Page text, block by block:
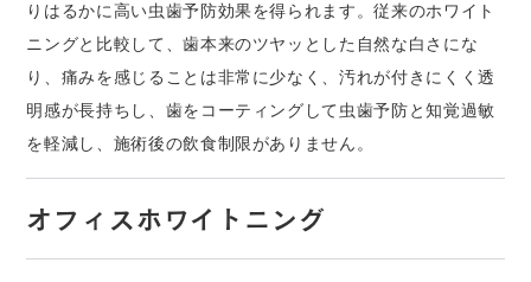
りはるかに高い虫歯予防効果を得られます。従来のホワイト
ニングと比較して、歯本来のツヤッとした自然な白さにな
り、痛みを感じることは非常に少なく、汚れが付きにくく透
明感が長持ちし、歯をコーティングして虫歯予防と知覚過敏
を軽減し、施術後の飲食制限がありません。
オフィスホワイトニング